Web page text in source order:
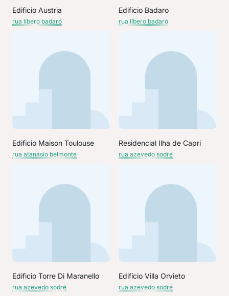
Edificio Austria
rua líbero badaró
Edificio Badaro
rua líbero badaró
Edificio Maison Toulouse
rua atanásio belmonte
Residencial Ilha de Capri
rua azevedo sodré
Edificio Torre Di Maranello
rua azevedo sodré
Edifício Villa Orvieto
rua azevedo sodré